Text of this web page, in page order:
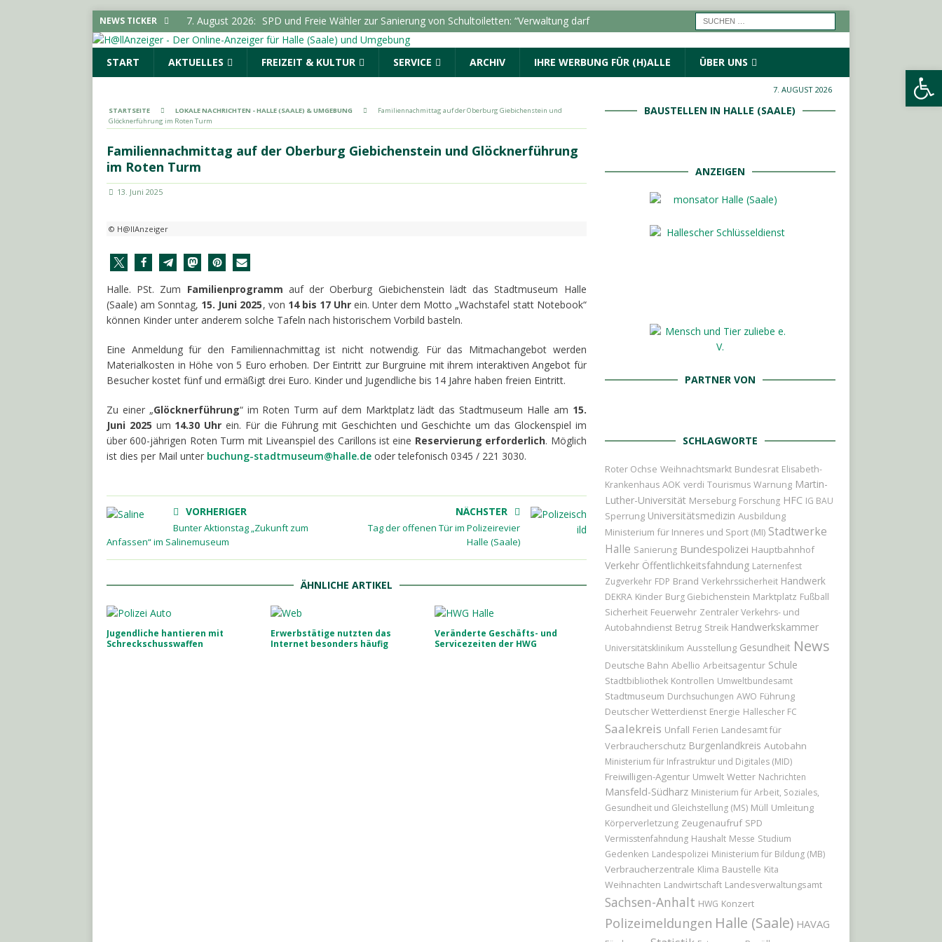
NEWS TICKER 7. August 2026: SPD und Freie Wähler zur Sanierung von Schultoiletten: “Verwaltung darf
keine Förderhindernisse erfinden”
LOKALE NACHRICHTEN - HALLE (SAALE) &
UMGEBUNG
7. August 2026: Sonderausstellung “Die Schamanin” im Landesmuseum für
Vorgeschichte erreicht Besuchermarke von 50.000
LOKALE NACHRICHTEN - HALLE
(SAALE) & UMGEBUNG
SACHSEN-ANHALT INFO
START AKTUELLES FREIZEIT & KULTUR SERVICE ARCHIV IHRE WERBUNG FÜR (H)ALLE ÜBER UNS
7. AUGUST 2026
STARTSEITE LOKALE NACHRICHTEN - HALLE (SAALE) & UMGEBUNG
Familiennachmittag auf der Oberburg Giebichenstein und
Glöcknerführung im Roten Turm
Familiennachmittag auf der Oberburg Giebichenstein und Glöcknerführung
im Roten Turm
13. Juni 2025
© H@llAnzeiger
Halle. PSt. Zum Familienprogramm auf der Oberburg Giebichenstein lädt das Stadtmuseum Halle
(Saale) am Sonntag, 15. Juni 2025, von 14 bis 17 Uhr ein. Unter dem Motto „Wachstafel statt Notebook“
können Kinder unter anderem solche Tafeln nach historischem Vorbild basteln.
Eine Anmeldung für den Familiennachmittag ist nicht notwendig. Für das Mitmachangebot werden
Materialkosten in Höhe von 5 Euro erhoben. Der Eintritt zur Burgruine mit ihrem interaktiven Angebot für
Besucher kostet fünf und ermäßigt drei Euro. Kinder und Jugendliche bis 14 Jahre haben freien Eintritt.
Zu einer „Glöcknerführung“ im Roten Turm auf dem Marktplatz lädt das Stadtmuseum Halle am 15.
Juni 2025 um 14.30 Uhr ein. Für die Führung mit Geschichten und Geschichte um das Glockenspiel im
über 600-jährigen Roten Turm mit Liveanspiel des Carillons ist eine Reservierung erforderlich. Möglich
ist dies per Mail unter buchung-stadtmuseum@halle.de oder telefonisch 0345 / 221 3030.
VORHERIGER
Bunter Aktionstag „Zukunft zum
Anfassen“ im Salinemuseum
NÄCHSTER
Tag der offenen Tür im Polizeirevier
Halle (Saale)
ÄHNLICHE ARTIKEL
Jugendliche hantieren mit
Schreckschusswaffen
Erwerbstätige nutzten das
Internet besonders häufig
Veränderte Geschäfts- und
Servicezeiten der HWG
BAUSTELLEN IN HALLE (SAALE)
ANZEIGEN
PARTNER VON
SCHLAGWORTE
Roter Ochse Weihnachtsmarkt Bundesrat Elisabeth-
Krankenhaus AOK verdi Tourismus Warnung Martin-
Luther-Universität Merseburg Forschung HFC IG BAU
Sperrung Universitätsmedizin Ausbildung
Ministerium für Inneres und Sport (MI) Stadtwerke
Halle Sanierung Bundespolizei Hauptbahnhof
Verkehr Öffentlichkeitsfahndung Laternenfest
Zugverkehr FDP Brand Verkehrssicherheit Handwerk
DEKRA Kinder Burg Giebichenstein Marktplatz Fußball
Sicherheit Feuerwehr Zentraler Verkehrs- und
Autobahndienst Betrug Streik Handwerkskammer
Universitätsklinikum Ausstellung Gesundheit News
Deutsche Bahn Abellio Arbeitsagentur Schule
Stadtbibliothek Kontrollen Umweltbundesamt
Stadtmuseum Durchsuchungen AWO Führung
Deutscher Wetterdienst Energie Hallescher FC
Saalekreis Unfall Ferien Landesamt für
Verbraucherschutz Burgenlandkreis Autobahn
Ministerium für Infrastruktur und Digitales (MID)
Freiwilligen-Agentur Umwelt Wetter Nachrichten
Mansfeld-Südharz Ministerium für Arbeit, Soziales,
Gesundheit und Gleichstellung (MS) Müll Umleitung
Körperverletzung Zeugenaufruf SPD
Vermisstenfahndung Haushalt Messe Studium
Gedenken Landespolizei Ministerium für Bildung (MB)
Verbraucherzentrale Klima Baustelle Kita
Weihnachten Landwirtschaft Landesverwaltungsamt
Sachsen-Anhalt HWG Konzert
Polizeimeldungen Halle (Saale) HAVAG
Werkzeugleiste öffnen